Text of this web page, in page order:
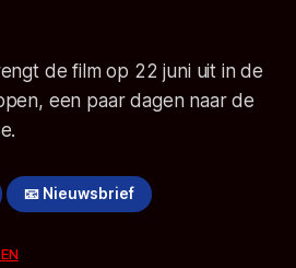
de film op 22 juni uit in de
een paar dagen naar de
📧 Nieuwsbrief